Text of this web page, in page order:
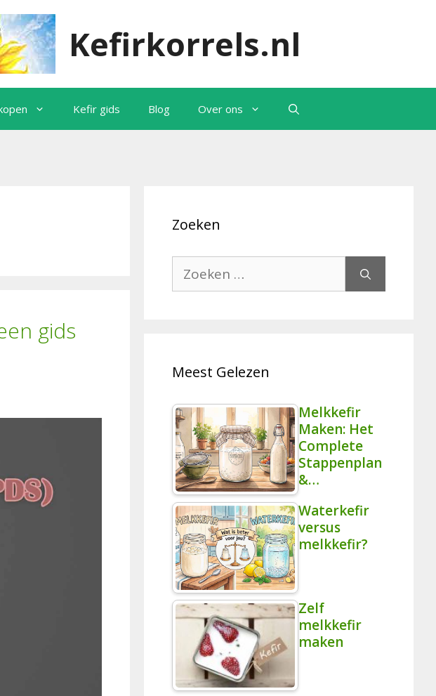
Kefirkorrels.nl
Kefir gids Blog Over ons
gids
Zoeken
Zoek
naar:
Meest Gelezen
Melkkefir
Maken: Het
Complete
Stappenplan
&…
Waterkefir
versus
melkkefir?
Zelf
melkkefir
maken